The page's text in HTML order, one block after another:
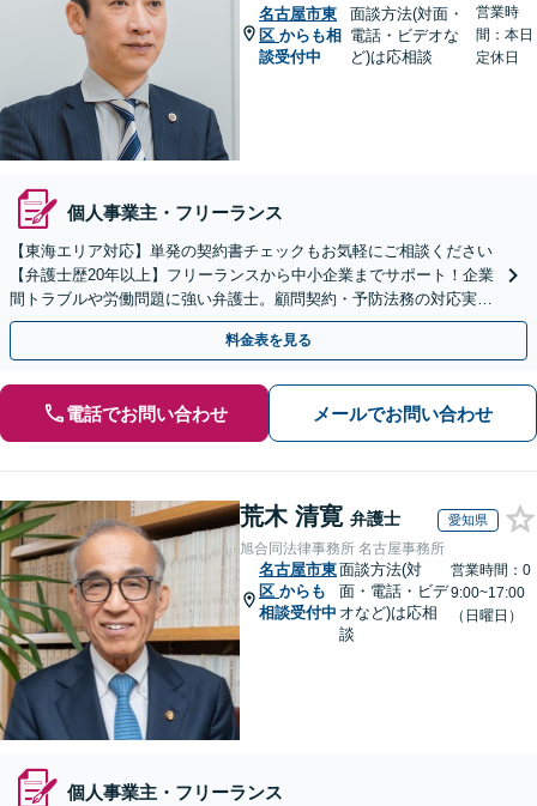
名古屋市東
区 からも相
談受付中
面談方法(対面・
電話・ビデオな
ど)は応相談
営業時
間：本日
定休日
個人事業主・フリーランス
【東海エリア対応】単発の契約書チェックもお気軽にご相談ください
【弁護士歴20年以上】フリーランスから中小企業までサポート！企業
間トラブルや労働問題に強い弁護士。顧問契約・予防法務の対応実績
も豊富です。【夜間・休日面談可】【完全個室】
料金表を見る
電話でお問い合わせ メールでお問い合わせ
荒木 清寛 弁護士 愛知県
旭合同法律事務所 名古屋事務所
名古屋市東
区 からも
相談受付中
面談方法(対
面・電話・ビデ
オなど)は応相
談
営業時間：0
9:00~17:00
（日曜日）
個人事業主・フリーランス